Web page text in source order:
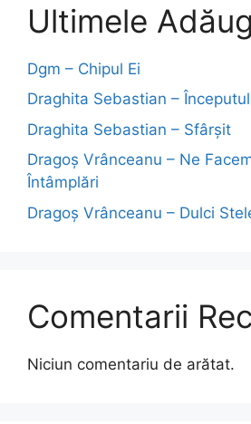
Ultimele
Dgm – Chipul Ei
Draghita Sebastian –
Draghita Sebastian – Sfârșit
Dragoş Vrânceanu – Ne
Întâmplări
Dragoş Vrânceanu – Dulci
Comentarii
Niciun comentariu de arătat.